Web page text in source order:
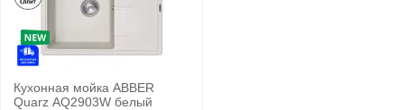
Кухонная мойка ABBER
Quarz AQ2903W белый